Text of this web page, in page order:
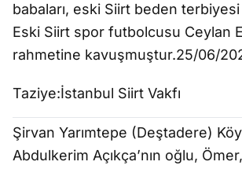
babaları, eski Siirt beden
Eski Siirt spor futbolcusu Ceylan
rahmetine kavuşmuştur.25/06/
Taziye:İstanbul Siirt Vakfı
Şirvan Yarımtepe (Deştadere)
Abdulkerim Açıkça’nın oğlu,